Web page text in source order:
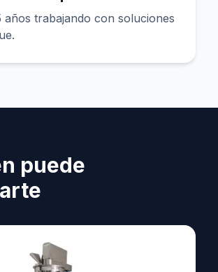
años trabajando con soluciones
puede